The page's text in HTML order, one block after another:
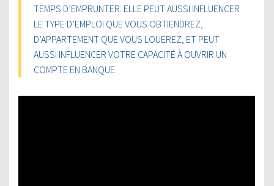
TEMPS D’EMPRUNTER. ELLE PEUT AUSSI INFLUENCER
LE TYPE D’EMPLOI QUE VOUS OBTIENDREZ,
D’APPARTEMENT QUE VOUS LOUEREZ, ET PEUT
AUSSI INFLUENCER VOTRE CAPACITÉ À OUVRIR UN
COMPTE EN BANQUE.